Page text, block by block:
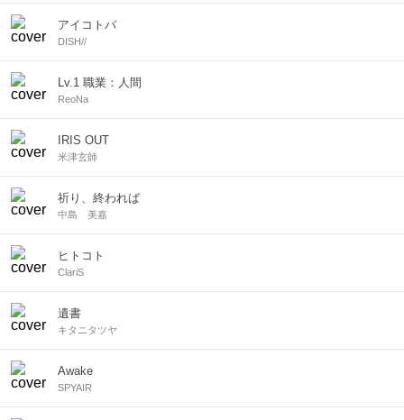
アイコトバ
DISH//
Lv.1 職業：人間
ReoNa
IRIS OUT
米津玄師
祈り、終われば
中島 美嘉
ヒトコト
ClariS
遺書
キタニタツヤ
Awake
SPYAIR